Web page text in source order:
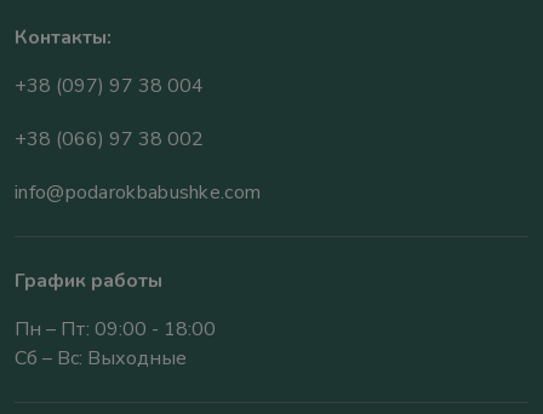
Контакты:
+38 (097) 97 38 004
+38 (066) 97 38 002
info@podarokbabushke.com
График работы
Пн – Пт: 09:00 - 18:00
Сб – Вс: Выходные